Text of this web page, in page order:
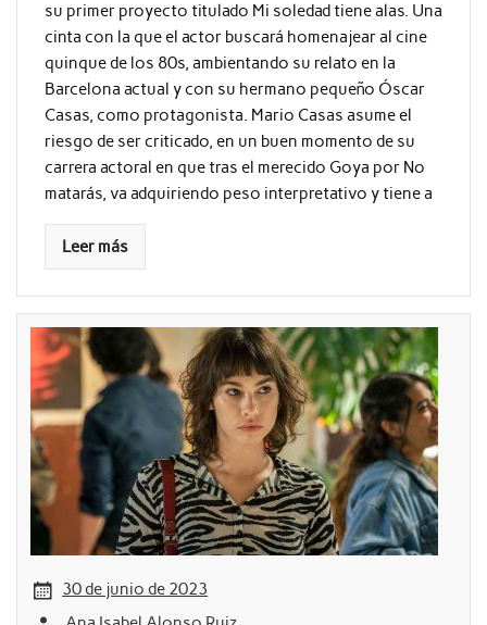
su primer proyecto titulado Mi soledad tiene alas. Una
cinta con la que el actor buscará homenajear al cine
quinque de los 80s, ambientando su relato en la
Barcelona actual y con su hermano pequeño Óscar
Casas, como protagonista. Mario Casas asume el
riesgo de ser criticado, en un buen momento de su
carrera actoral en que tras el merecido Goya por No
matarás, va adquiriendo peso interpretativo y tiene a
Leer más
30 de junio de 2023